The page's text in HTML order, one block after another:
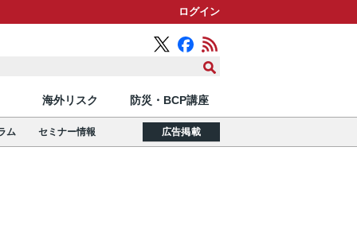
ログイン
海外リスク 防災・BCP講座
ム セミナー情報 広告掲載